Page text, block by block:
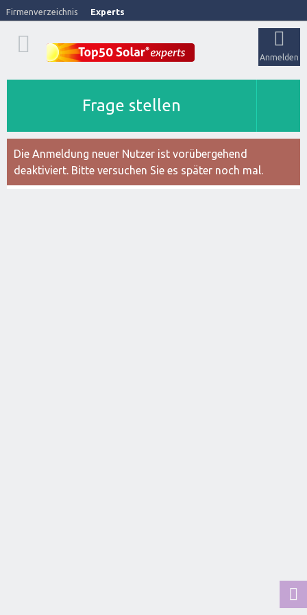
Firmenverzeichnis Experts
Anmelden
Frage stellen
Die Anmeldung neuer Nutzer ist vorübergehend
deaktiviert. Bitte versuchen Sie es später noch mal.